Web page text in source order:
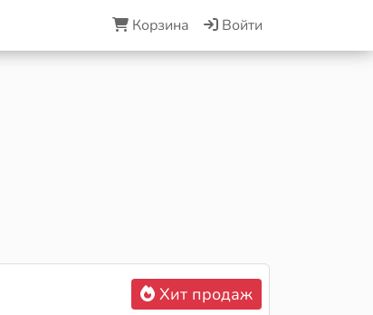
Корзина Войти
Хит продаж